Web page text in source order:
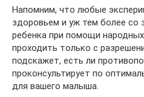
Напомним, что любые
здоровьем и уж тем более со
ребенка при помощи
проходить только с
подскажет, есть ли
проконсультирует по
для вашего малыша.